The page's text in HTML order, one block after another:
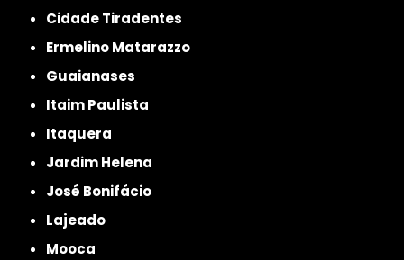
Cidade Tiradentes
Ermelino Matarazzo
Guaianases
Itaim Paulista
Itaquera
Jardim Helena
José Bonifácio
Lajeado
Mooca